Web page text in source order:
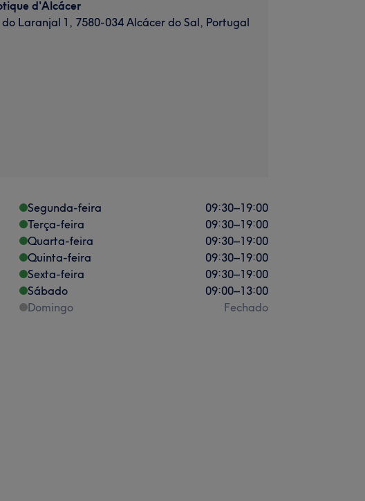
d'Alcácer
do Laranjal 1, 7580-034 Alcácer do Sal, Portugal
Segunda-feira 09:30–19:00
Terça-feira
09:30–19:00
Quarta-feira
09:30–19:00
Quinta-feira
09:30–19:00
Sexta-feira
09:30–19:00
Sábado
09:00–13:00
Domingo
Fechado